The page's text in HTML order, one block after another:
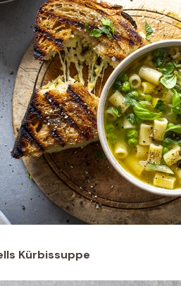
Kürbissuppe